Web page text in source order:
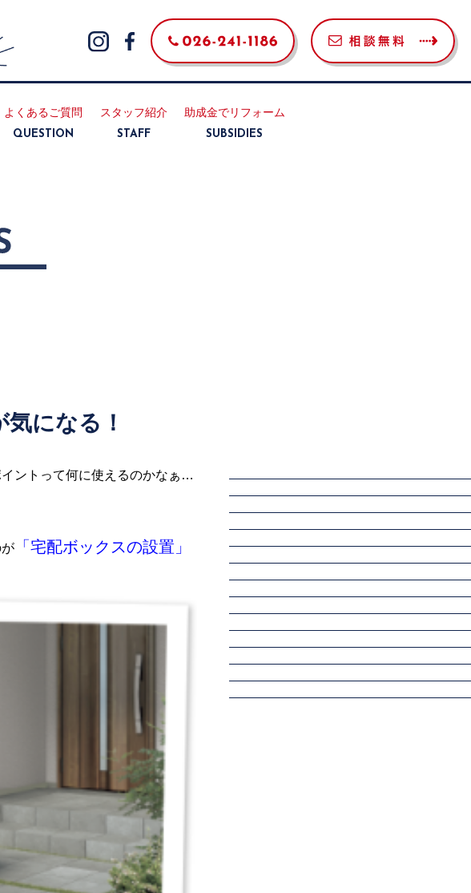
よくあるご質問
QUESTION
スタッフ紹介
STAFF
助成金でリフォーム
SUBSIDIES
になる！
ントって何に使えるのかなぁ…
「宅配ボックスの設置」